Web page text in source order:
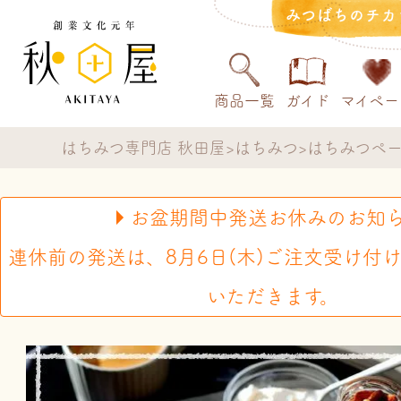
みつばちのチ
商品一覧 ガイド マイペ
はちみつ専門店 秋田屋 はちみつ はちみつペ
お盆期間中発送お休みのお知
連休前の発送は、8月6日(木)ご注文受け付
いただきます。